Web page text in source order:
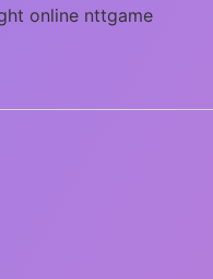
online nttgame